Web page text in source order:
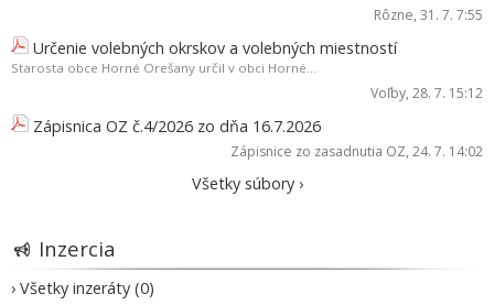
Rôzne, 31. 7. 7:55
Určenie volebných okrskov a volebných miestností
Starosta obce Horné Orešany určil v obci Horné...
Voľby, 28. 7. 15:12
Zápisnica OZ č.4/2026 zo dňa 16.7.2026
Zápisnice zo zasadnutia OZ, 24. 7. 14:02
Všetky súbory ›
Inzercia
› Všetky inzeráty (0)